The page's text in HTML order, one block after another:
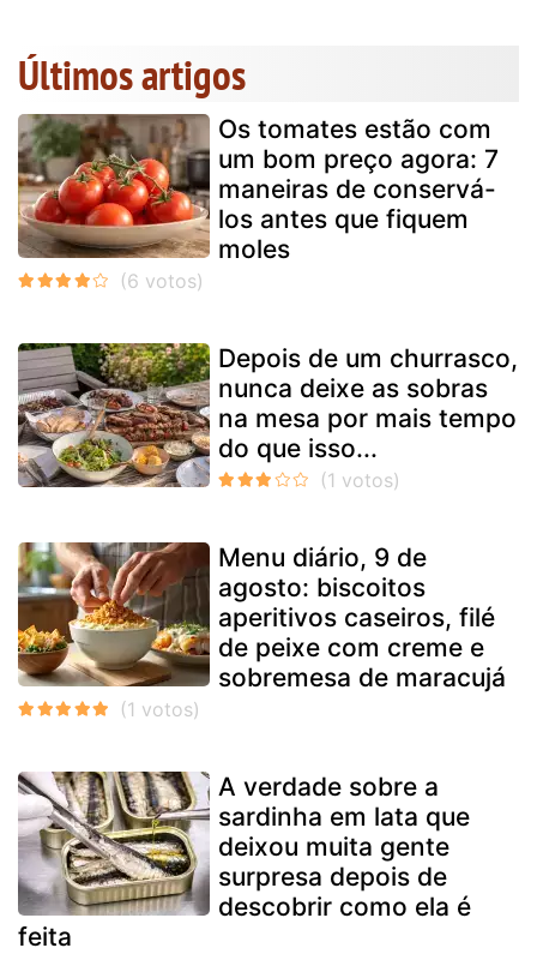
Últimos artigos
Os tomates estão com
um bom preço agora: 7
maneiras de conservá-
los antes que fiquem
moles
Depois de um churrasco,
nunca deixe as sobras
na mesa por mais tempo
do que isso...
Menu diário, 9 de
agosto: biscoitos
aperitivos caseiros, filé
de peixe com creme e
sobremesa de maracujá
A verdade sobre a
sardinha em lata que
deixou muita gente
surpresa depois de
descobrir como ela é
feita